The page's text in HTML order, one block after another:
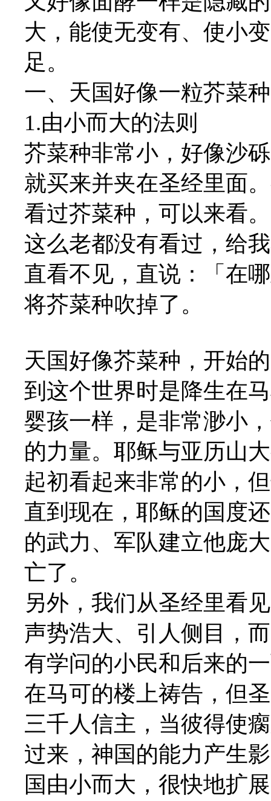
大，能使无变有、使小
足。
一、天国好像一粒芥菜种
1.由小而大的法则
芥菜种非常小，好像沙
就买来并夹在圣经里面
看过芥菜种，可以来看
这么老都没有看过，给
直看不见，直说：「在
将芥菜种吹掉了。
天国好像芥菜种，开始
到这个世界时是降生在
婴孩一样，是非常渺小
的力量。耶稣与亚历山
起初看起来非常的小，
直到现在，耶稣的国度
的武力、军队建立他庞
亡了。
另外，我们从圣经里看
声势浩大、引人侧目，
有学问的小民和后来的
在马可的楼上祷告，但
三千人信主，当彼得使
过来，神国的能力产生
国由小而大，很快地扩